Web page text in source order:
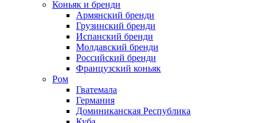
Коньяк и бренди
Армянский бренди
Грузинский бренди
Испанский бренди
Молдавский бренди
Российский бренди
Французский коньяк
Ром
Гватемала
Германия
Доминиканская Республика